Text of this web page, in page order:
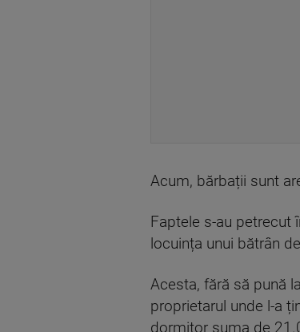
Acum, bărbații sunt
Faptele s-au petrecut
locuința unui bătrân
Acesta, fără să pună
proprietarul unde l-a
dormitor suma de